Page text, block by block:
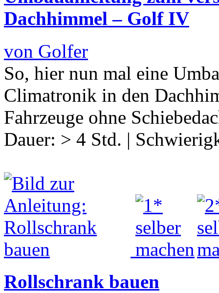
Dachhimmel – Golf IV
von Golfer
So, hier nun mal eine
Climatronik in den
Fahrzeuge ohne
Dauer: > 4 Std. |
Rollschrank bauen